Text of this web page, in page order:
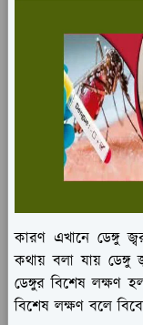
কারণ এখানে ডেঙ্গু
কথায় বলা যায়
ডেঙ্গুর বিশেষ লক্ষণ
বিশেষ লক্ষণ বলে